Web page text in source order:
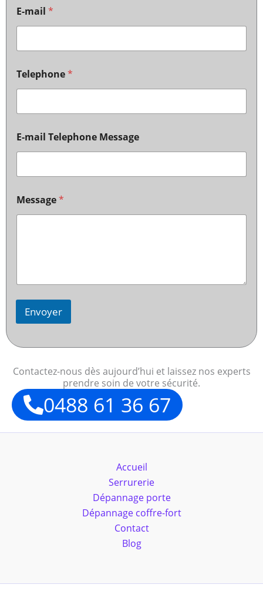
E-mail *
Telephone*
E-mail Telephone Message
Message*
Envoyer
Contactez-nous dès aujourd’hui et laissez nos experts
prendre soin de votre sécurité.
0488 61 36 67
Accueil
Serrurerie
Dépannage porte
Dépannage coffre-fort
Contact
Blog